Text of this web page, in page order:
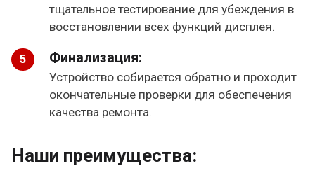
тщательное тестирование для убеждения в
восстановлении всех функций дисплея.
Финализация:
Устройство собирается обратно и проходит
окончательные проверки для обеспечения
качества ремонта.
Наши преимущества: